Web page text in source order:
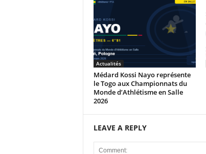
Actualités
Médard Kossi Nayo représente
le Togo aux Championnats du
Monde d’Athlétisme en Salle
2026
LEAVE A REPLY